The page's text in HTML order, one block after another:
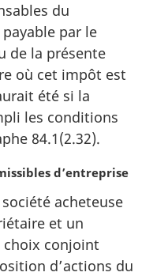
du
par le
de la présente
où cet impôt est
été si la
les conditions
84.1(2.32).
d’entreprise
acheteuse
et un
conjoint
d’actions du